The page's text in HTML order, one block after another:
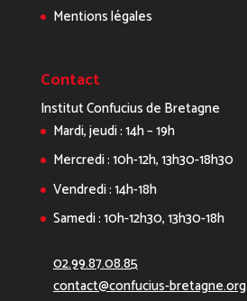
Mentions légales
Contact
Institut Confucius de Bretagne
Mardi, jeudi : 14h – 19h
Mercredi : 10h-12h, 13h30-18h30
Vendredi : 14h-18h
Samedi : 10h-12h30, 13h30-18h
02.99.87.08.85
contact@confucius-bretagne.org